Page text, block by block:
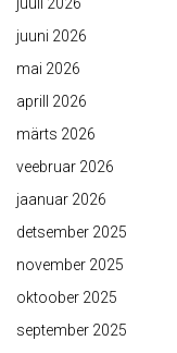
juuni 2026
mai 2026
aprill 2026
märts 2026
veebruar 2026
jaanuar 2026
detsember 2025
november 2025
oktoober 2025
september 2025